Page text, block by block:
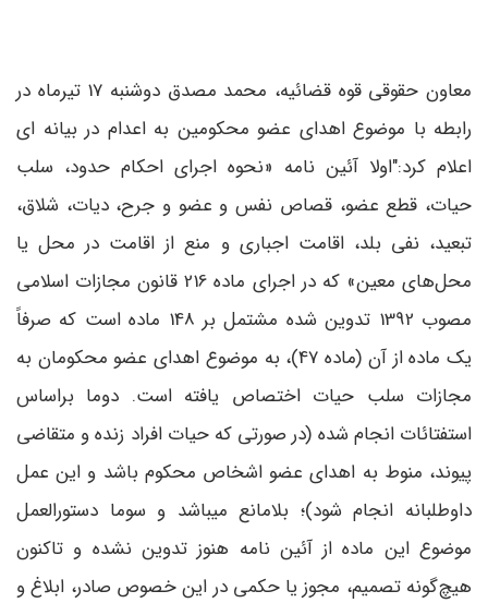
معاون حقوقی قوه قضائیه، محمد مصدق دوشنبه 17 تیرماه در
رابطه با موضوع اهدای عضو محکومین به اعدام در بیانه ای
اعلام کرد:"اولا آئین نامه «نحوه اجرای احکام حدود، سلب
حیات، قطع عضو، قصاص نفس و عضو و جرح، دیات، شلاق،
تبعید، نفی بلد، اقامت اجباری و منع از اقامت در محل یا
محل‌های معین» که در اجرای ماده 216 قانون مجازات اسلامی
مصوب 1392 تدوین شده مشتمل بر 148 ماده است که صرفاً
یک ماده از آن (ماده 47)، به موضوع اهدای عضو محکومان به
مجازات سلب حیات اختصاص یافته است. دوما براساس
استفتائات انجام شده (در صورتی که حیات افراد زنده و متقاضی
پیوند، منوط به اهدای عضو اشخاص محکوم باشد و این عمل
داوطلبانه انجام شود)؛ بلامانع میباشد و سوما دستورالعمل
موضوع این ماده از آئین نامه هنوز تدوین نشده و تاکنون
هیچ‌گونه تصمیم، مجوز یا حکمی در این خصوص صادر، ابلاغ و